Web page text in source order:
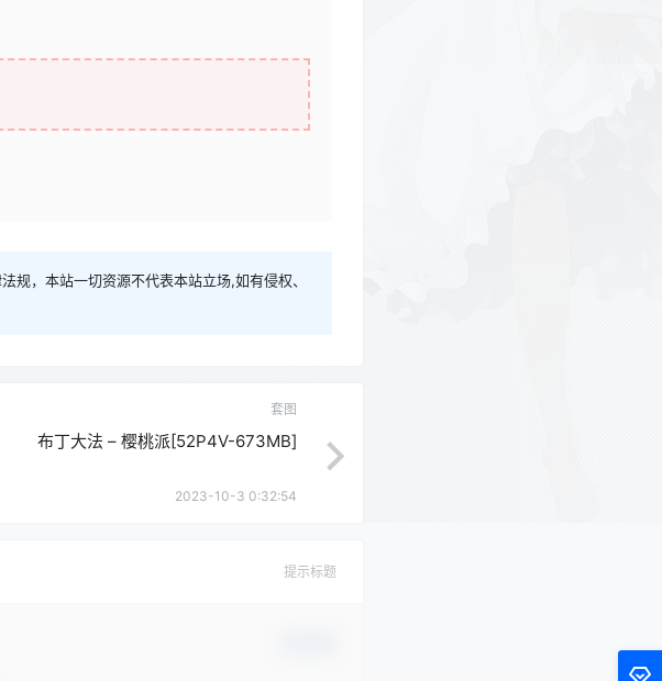
规，本站一切资源不代表本站立场,如有侵权、
套图
布丁大法 – 樱桃派[52P4V-673MB]
2023-10-3 0:32:54
提示标题